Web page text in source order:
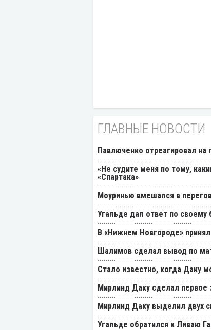
ГЛАВНЫЕ НОВОСТИ
Павлюченко отреагировал на
«Не судите меня по тому,
«Спартака»
Моуринью вмешался в
Угальде дал ответ по своему
В «Нижнем Новгороде»
Шалимов сделал вывод по
Стало известно, когда Даку
Мирлинд Даку сделал первое
Мирлинд Даку выделил двух
Угальде обратился к Ливаю